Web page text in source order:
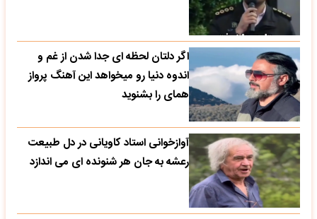
اگر دلتان لحظه ای جدا شدن از غم و
اندوه دنیا رو میخواهد این آهنگ پرواز
همای را بشنوید
آوازخوانی استاد کاویانی در دل طبیعت
رعشه به جان هر شنونده ای می اندازد